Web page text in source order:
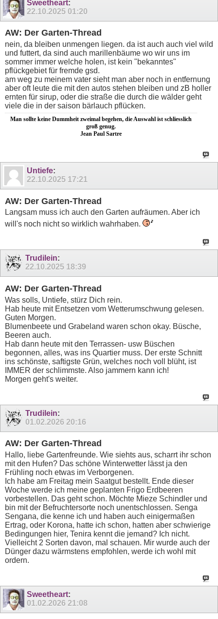
Sweetheart:
22.10.2025 01:20
AW: Der Garten-Thread
nein, da bleiben unmengen liegen. da ist auch auch viel wild
und futtert, da sind auch marillenbäume wo wir uns im
sommer immer welche holen, ist kein "bekanntes"
pflückgebiet für fremde gsd.
am weg zu meinem vater sieht man aber noch in entfernung
aber oft leute die mit den autos stehen bleiben und zB holler
ernten für sirup, oder die straße die durch die wälder geht
viele die in der saison bärlauch pflücken.
Man sollte keine Dummheit zweimal begehen, die Auswahl ist schliesslich
groß genug.
Jean Paul Sartre
Untiefe:
22.10.2025 17:21
AW: Der Garten-Thread
Langsam muss ich auch den Garten aufräumen. Aber ich
will's noch nicht so wirklich wahrhaben.
Trudilein:
22.10.2025 18:39
AW: Der Garten-Thread
Was solls, Untiefe, stürz Dich rein.
Hab heute mit Entsetzen vom Wetterumschwung gelesen.
Guten Morgen.
Blumenbeete und Grabeland waren schon okay. Büsche,
Beeren auch.
Hab dann heute mit den Terrassen- usw Büschen
begonnen, alles, was ins Quartier muss. Der erste Schnitt
ins schönste, saftigste Grün, welches noch voll blüht, ist
IMMER der schlimmste. Also jammern kann ich!
Morgen geht's weiter.
Trudilein:
01.02.202620:16
AW: Der Garten-Thread
Hallo, liebe Gartenfreunde. Wie siehts aus, scharrt ihr schon
mit den Hufen? Das schöne Winterwetter lässt ja den
Frühling noch etwas im Verborgenen.
Ich habe am Freitag mein Saatgut bestellt. Ende dieser
Woche werde ich meine geplanten Frigo Erdbeeren
vorbestellen. Das geht schon. Möchte Mieze Schindler und
bin mit der Befruchtersorte noch unentschlossen. Senga
Sengana, die kenne ich und haben auch einigermaßen
Ertrag, oder Korona, hatte ich schon, hatten aber schwierige
Bedingungen hier, Tenira kennt die jemand? Ich nicht.
Vielleicht 2 Sorten davon, mal schauen. Mir wurde auch der
Dünger dazu wärmstens empfohlen, werde ich wohl mit
ordern.
Sweetheart:
01.02.2026 21:08